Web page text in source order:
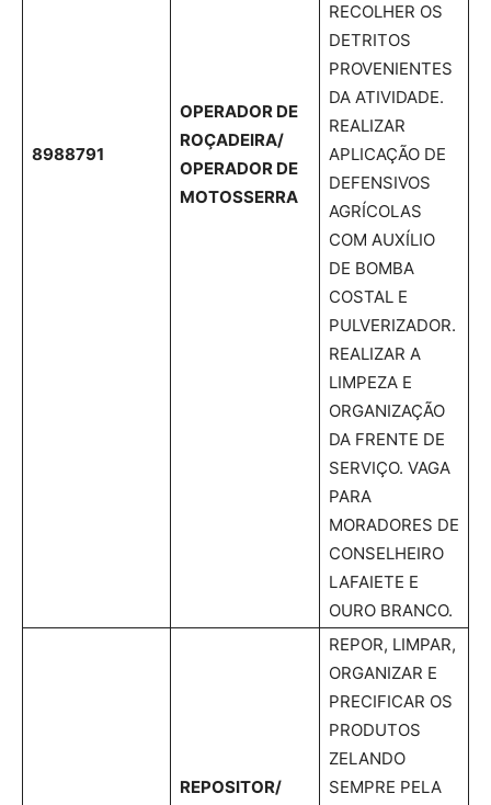
8988791
OPERADOR DE
ROÇADEIRA/
OPERADOR DE
MOTOSSERRA
RECOLHER OS
DETRITOS
PROVENIENTES
DA ATIVIDADE.
REALIZAR
APLICAÇÃO DE
DEFENSIVOS
AGRÍCOLAS
COM AUXÍLIO
DE BOMBA
COSTAL E
PULVERIZADOR.
REALIZAR A
LIMPEZA E
ORGANIZAÇÃO
DA FRENTE DE
SERVIÇO. VAGA
PARA
MORADORES DE
CONSELHEIRO
LAFAIETE E
OURO BRANCO.
REPOSITOR/
REPOR, LIMPAR,
ORGANIZAR E
PRECIFICAR OS
PRODUTOS
ZELANDO
SEMPRE PELA